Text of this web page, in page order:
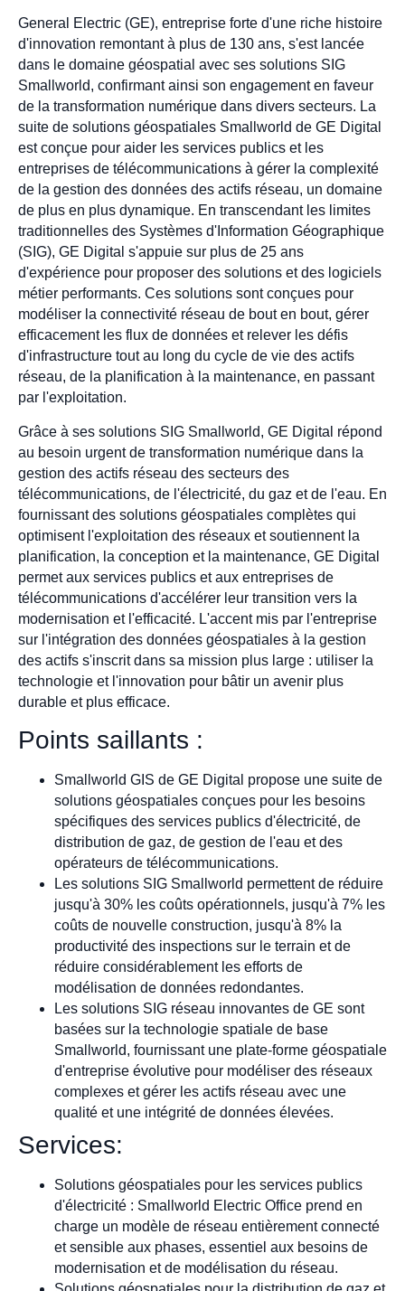
General Electric (GE), entreprise forte d'une riche histoire
d'innovation remontant à plus de 130 ans, s'est lancée
dans le domaine géospatial avec ses solutions SIG
Smallworld, confirmant ainsi son engagement en faveur
de la transformation numérique dans divers secteurs. La
suite de solutions géospatiales Smallworld de GE Digital
est conçue pour aider les services publics et les
entreprises de télécommunications à gérer la complexité
de la gestion des données des actifs réseau, un domaine
de plus en plus dynamique. En transcendant les limites
traditionnelles des Systèmes d'Information Géographique
(SIG), GE Digital s'appuie sur plus de 25 ans
d'expérience pour proposer des solutions et des logiciels
métier performants. Ces solutions sont conçues pour
modéliser la connectivité réseau de bout en bout, gérer
efficacement les flux de données et relever les défis
d'infrastructure tout au long du cycle de vie des actifs
réseau, de la planification à la maintenance, en passant
par l'exploitation.
Grâce à ses solutions SIG Smallworld, GE Digital répond
au besoin urgent de transformation numérique dans la
gestion des actifs réseau des secteurs des
télécommunications, de l'électricité, du gaz et de l'eau. En
fournissant des solutions géospatiales complètes qui
optimisent l'exploitation des réseaux et soutiennent la
planification, la conception et la maintenance, GE Digital
permet aux services publics et aux entreprises de
télécommunications d'accélérer leur transition vers la
modernisation et l'efficacité. L'accent mis par l'entreprise
sur l'intégration des données géospatiales à la gestion
des actifs s'inscrit dans sa mission plus large : utiliser la
technologie et l'innovation pour bâtir un avenir plus
durable et plus efficace.
Points saillants :
Smallworld GIS de GE Digital propose une suite de
solutions géospatiales conçues pour les besoins
spécifiques des services publics d'électricité, de
distribution de gaz, de gestion de l'eau et des
opérateurs de télécommunications.
Les solutions SIG Smallworld permettent de réduire
jusqu'à 30% les coûts opérationnels, jusqu'à 7% les
coûts de nouvelle construction, jusqu'à 8% la
productivité des inspections sur le terrain et de
réduire considérablement les efforts de
modélisation de données redondantes.
Les solutions SIG réseau innovantes de GE sont
basées sur la technologie spatiale de base
Smallworld, fournissant une plate-forme géospatiale
d'entreprise évolutive pour modéliser des réseaux
complexes et gérer les actifs réseau avec une
qualité et une intégrité de données élevées.
Services:
Solutions géospatiales pour les services publics
d'électricité : Smallworld Electric Office prend en
charge un modèle de réseau entièrement connecté
et sensible aux phases, essentiel aux besoins de
modernisation et de modélisation du réseau.